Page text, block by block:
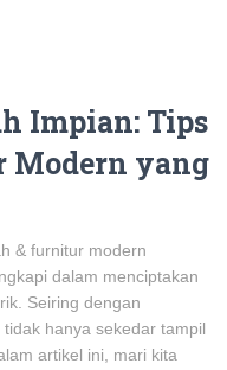
Impian: Tips
Modern yang
& furnitur modern
dalam menciptakan
Seiring dengan
hanya sekedar tampil
artikel ini, mari kita